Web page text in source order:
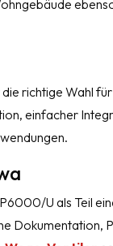
richtige Wahl
einfacher
U als Teil
Dokumentation,